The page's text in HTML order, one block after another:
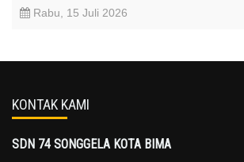
Rabu, 15 Juli 2026
KONTAK KAMI
SDN 74 SONGGELA KOTA BIMA